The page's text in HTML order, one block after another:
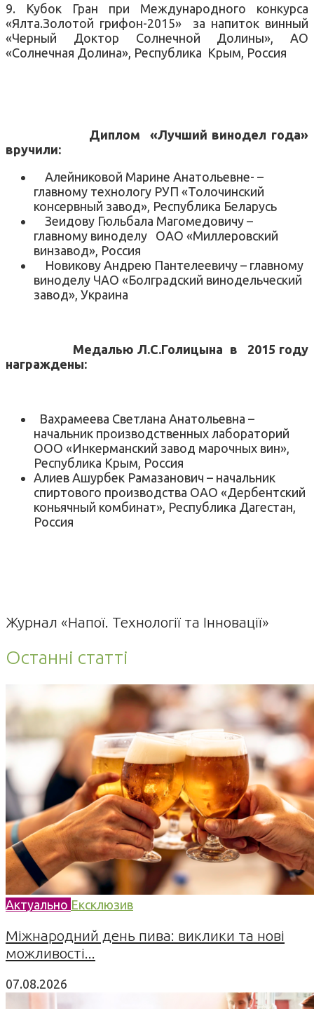
9. Кубок Гран при Международного конкурса
«Ялта.Золотой грифон-2015» за напиток винный
«Черный Доктор Солнечной Долины», АО
«Солнечная Долина», Республика Крым, Россия
Диплом «Лучший винодел года»
вручили:
Алейниковой Марине Анатольевне- –
главному технологу РУП «Толочинский
консервный завод», Республика Беларусь
Зеидову Гюльбала Магомедовичу –
главному виноделу ОАО «Миллеровский
винзавод», Россия
Новикову Андрею Пантелеевичу – главному
виноделу ЧАО «Болградский винодельческий
завод», Украина
Медалью Л.С.Голицына в 2015 году
награждены:
Вахрамеева Светлана Анатольевна –
начальник производственных лабораторий
ООО «Инкерманский завод марочных вин»,
Республика Крым, Россия
Алиев Ашурбек Рамазанович – начальник
спиртового производства ОАО «Дербентский
коньячный комбинат», Республика Дагестан,
Россия
Журнал «Напої. Технології та Інновації»
Останні статті
Актуально Ексклюзив
Міжнародний день пива: виклики та нові
можливості...
07.08.2026